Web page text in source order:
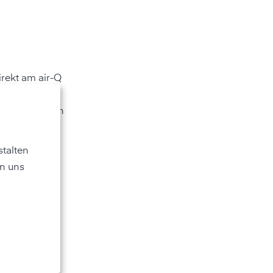
am air-Q
liefert Ihnen
sehr
kann
uns